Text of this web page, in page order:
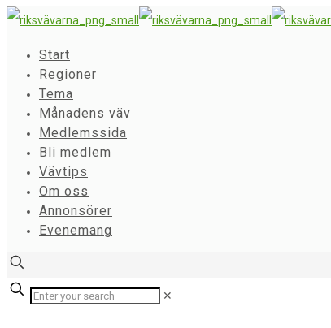
Start
Regioner
Tema
Månadens väv
Medlemssida
Bli medlem
Vävtips
Om oss
Annonsörer
Evenemang
✕